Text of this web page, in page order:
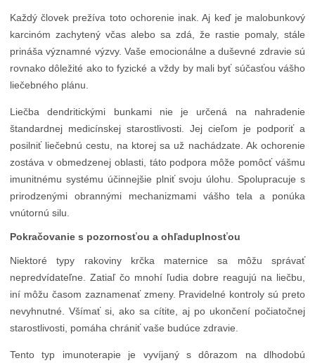
Každý človek prežíva toto ochorenie inak. Aj keď je malobunkový
karcinóm zachytený včas alebo sa zdá, že rastie pomaly, stále
prináša významné výzvy. Vaše emocionálne a duševné zdravie sú
rovnako dôležité ako to fyzické a vždy by mali byť súčasťou vášho
liečebného plánu.
Liečba dendritickými bunkami nie je určená na nahradenie
štandardnej medicínskej starostlivosti. Jej cieľom je podporiť a
posilniť liečebnú cestu, na ktorej sa už nachádzate. Ak ochorenie
zostáva v obmedzenej oblasti, táto podpora môže pomôcť vášmu
imunitnému systému účinnejšie plniť svoju úlohu. Spolupracuje s
prirodzenými obrannými mechanizmami vášho tela a ponúka
vnútornú silu.
Pokračovanie s pozornosťou a ohľaduplnosťou
Niektoré typy rakoviny krčka maternice sa môžu správať
nepredvídateľne. Zatiaľ čo mnohí ľudia dobre reagujú na liečbu,
iní môžu časom zaznamenať zmeny. Pravidelné kontroly sú preto
nevyhnutné. Všímať si, ako sa cítite, aj po ukončení počiatočnej
starostlivosti, pomáha chrániť vaše budúce zdravie.
Tento typ imunoterapie je vyvíjaný s dôrazom na dlhodobú